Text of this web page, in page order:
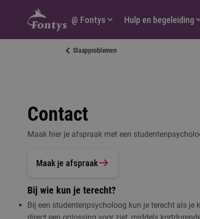
Hoofdmenu
@ Fontys Hulp en begeleiding
Slaapproblemen
Contact
Maak hier je afspraak met een
Maak je afspraak
Bij wie kun je terecht?
Bij een studentenpsycholoog kun je terecht als je